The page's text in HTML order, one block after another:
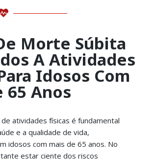
Morte Súbita
A Atividades
Idosos Com
65 Anos
atividades físicas é fundamental
e a qualidade de vida,
idosos com mais de 65 anos. No
estar ciente dos riscos